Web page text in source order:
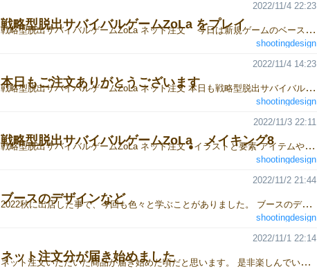
戦略型脱出サバイバルゲームZoLa をプレイ 戦略型脱出サバイバルゲームZoLa ネット注文 今日は新規ゲームのベースアイデアについて進めていく。 本当にわずかに。あとZoLaをプレイ。 やり始めると時間がかかるので、並べただけだが20分かかった。 おかげでいい出来な気がする。でもまだビルドモードは工夫できそう。 サプレスパージの事とか考えると、さらに複雑になるけど、まずは安全性からかな。 それとネット注文ありがとうございます。 今日も発送いたしましたので、到着後楽しんでいただければと思います。
2022/11/4 22:23
shootingdesign
本日もご注文ありがとうございます 戦略型脱出サバイバルゲームZoLa ネット注文 本日も戦略型脱出サバイバルゲームZoLaへのご注文ありがとうございます。 ルールテキスト量が多いので、動画を参考にしていただくとだいぶ分り易いと思います。 また、専用の質問フォームも用意してありますので、何かご不明な点やケースバイケースで 確認したいことなどありましたらご利用ください。
2022/11/4 14:23
shootingdesign
戦略型脱出サバイバルゲームZoLa メイキング8 戦略型脱出サバイバルゲームZoLa ネット注文 ●イラストと要素 アイテムやエリアの相互要素を決めていく。が、それを3cm四方のカードにデザインしなければならない。 前回のreabyssに絵を入れられなかったので、今回は入れようと、あらかじめエリアカードの中央にイラスト領域を設けておいた。実際Twitterにもその段階の絵を上げているのだが、結論は製品の通り、断念となった。 誰かがZoLaの印象を「昔PCゲームのあったテキストアドベンチャーみたい」と書いていたが、実は入れようとしていたイラストの方向性が、まさにそうであった。 アイテムの要素を確定する為には、グローの性質を確定しておく必要がある。相互に、どんなシチュエーションであれば戦略的といえるのか、具体的にゲームをプレイしているシーンを想像して、決めていった。
2022/11/3 22:11
shootingdesign
ブースのデザインなど 2022秋に出店した事で、今回も色々と学ぶことがありました。 ブースのデザインやお客様への対応など、 次回へ活かせることなどそれらは多岐にわたります。 特別そのような事はその場で申し上げる事はありませんでしたが、 近くのブースの方々には、感謝申し上げます。 全ての方が、周囲への気遣いを忘れず とても気持ちよくイベントを終える事ができました。 ありがとうございます。
2022/11/2 21:44
shootingdesign
ネット注文分が届き始めました ネット注文いただいた商品が届き始めた頃だと思います。 是非楽しんでいただければと思います！ ZoLa 1人用戦略型脱出サバイバルゲーム プレイ時間4時間 55ターンまでに脱出アイテムを見つけ、クルーを助け、ZoLaを解体し脱出するゲームです。 reabyss 1人用ロールプレイングゲーム プレイ時間1時間以上 即死やレベルドレインのある、ローグ、ウィザードリィのようなゲームです。 ご興味のある方はぜひHPをご覧ください。
2022/11/1 22:14